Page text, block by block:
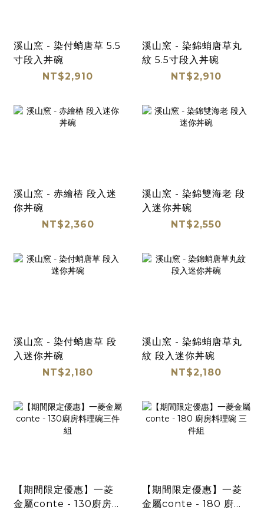
溪山窯 - 染付蛸唐草 5.5
寸段入丼碗
NT$2,910
溪山窯 - 染錦蛸唐草丸
紋 5.5寸段入丼碗
NT$2,910
溪山窯 - 赤繪樁 段入迷
你丼碗
NT$2,360
溪山窯 - 染錦雙海老 段
入迷你丼碗
NT$2,550
溪山窯 - 染付蛸唐草 段
入迷你丼碗
NT$2,180
溪山窯 - 染錦蛸唐草丸
紋 段入迷你丼碗
NT$2,180
【期間限定優惠】一菱
金屬conte - 130廚房料
【期間限定優惠】一菱
金屬conte - 180 廚房